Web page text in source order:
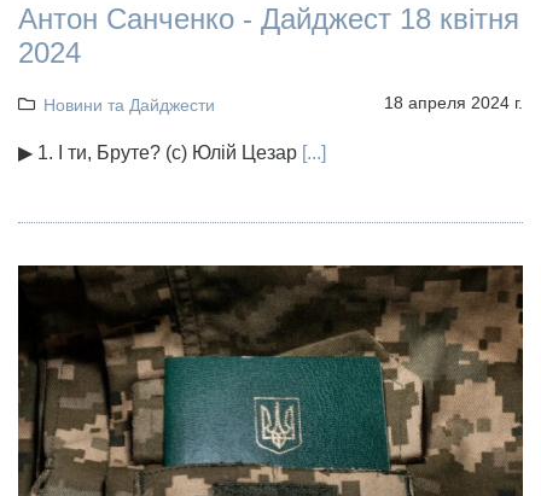
Антон Санченко - Дайджест 18 квітня
2024
Новини та Дайджести 18 апреля 2024 г.
▶ 1. І ти, Бруте? (с) Юлій Цезар [...]